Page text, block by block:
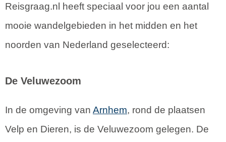
Reisgraag.nl heeft speciaal voor jou een aantal
mooie wandelgebieden in het midden en het
noorden van Nederland geselecteerd:
De Veluwezoom
In de omgeving van Arnhem, rond de plaatsen
Velp en Dieren, is de Veluwezoom gelegen. De